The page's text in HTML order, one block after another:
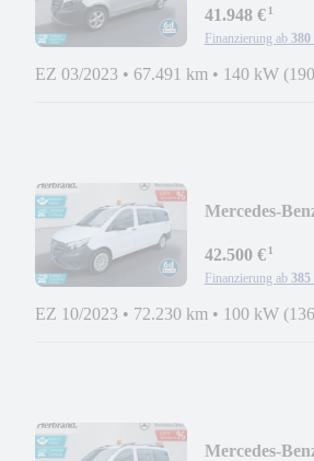
41.948 €¹
Finanzierung ab 380
EZ 03/2023 • 67.491 km • 140 kW
Mercedes-
42.500 €¹
Finanzierung ab 385
EZ 10/2023 • 72.230 km • 100 kW
Mercedes-